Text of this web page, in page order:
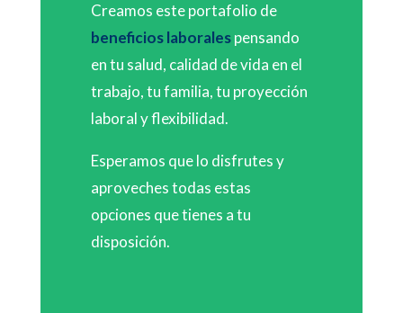
Creamos este portafolio de
beneficios laboralespensando
en tu salud, calidad de vida en el
trabajo, tu familia, tu proyección
laboral y flexibilidad.
Esperamos que lo disfrutes y
aproveches todas estas
opciones que tienes a tu
disposición.